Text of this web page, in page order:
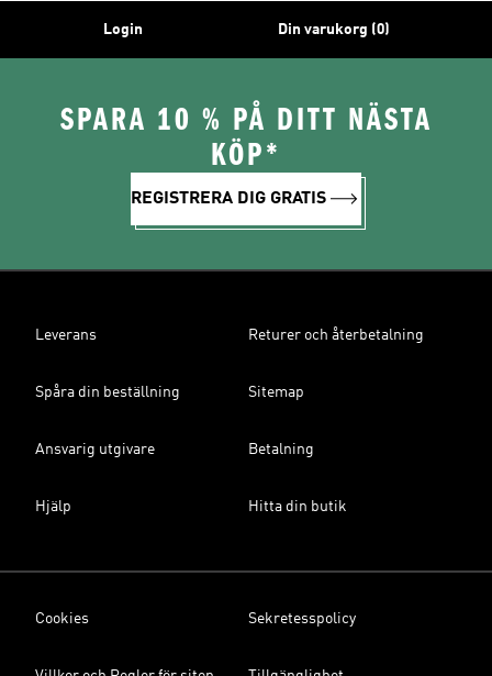
Login Din varukorg (0)
SPARA 10 % PÅ DITT NÄSTA
KÖP*
REGISTRERA DIG GRATIS
Leverans Returer och återbetalning
Spåra din beställning Sitemap
Ansvarig utgivare Betalning
Hjälp Hitta din butik
Cookies Sekretesspolicy